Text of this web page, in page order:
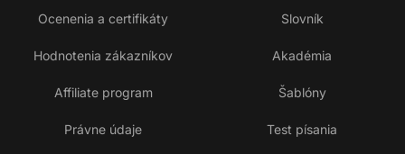
Ocenenia a certifikáty
Hodnotenia zákazníkov
Affiliate program
Právne údaje
Slovník
Akadémia
Šablóny
Test písania